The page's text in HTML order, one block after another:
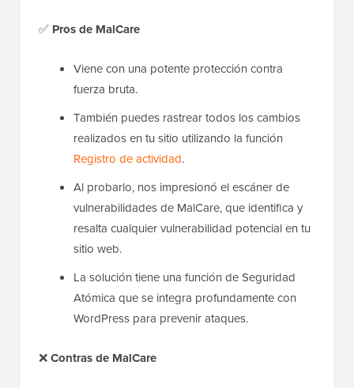
✅ Pros de MalCare
Viene con una potente protección contra
fuerza bruta.
También puedes rastrear todos los cambios
realizados en tu sitio utilizando la función
Registro de actividad.
Al probarlo, nos impresionó el escáner de
vulnerabilidades de MalCare, que identifica y
resalta cualquier vulnerabilidad potencial en tu
sitio web.
La solución tiene una función de Seguridad
Atómica que se integra profundamente con
WordPress para prevenir ataques.
❌Contras de MalCare